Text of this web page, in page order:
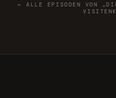
← ALLE EPISODEN VON